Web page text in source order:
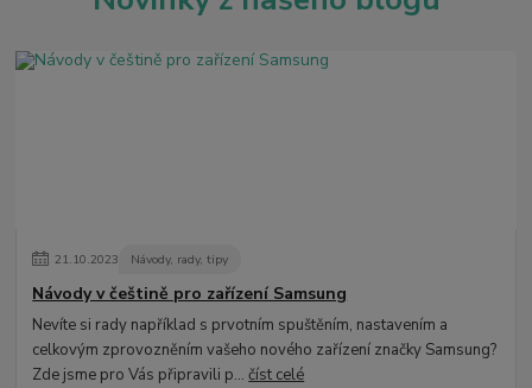
21.10.2023 Návody, rady, tipy
Návody v češtině pro zařízení Samsung
Nevíte si rady například s prvotním spuštěním, nastavením a
celkovým zprovozněním vašeho nového zařízení značky Samsung?
Zde jsme pro Vás připravili p...číst celé